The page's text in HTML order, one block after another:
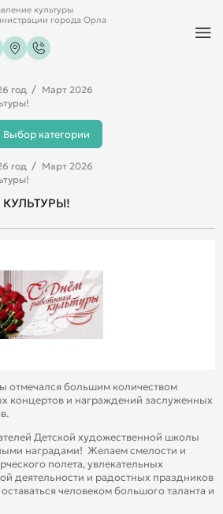
культуры
города Орла
год
Март 2026
Выбор категории
год
Март 2026
отмечался большим количеством
концертов и награждений заслуженных
Детской художественной школы
наградами! Желаем смелости и
полета, увлекательных
деятельности и радостных праздников
человеком большого таланта и